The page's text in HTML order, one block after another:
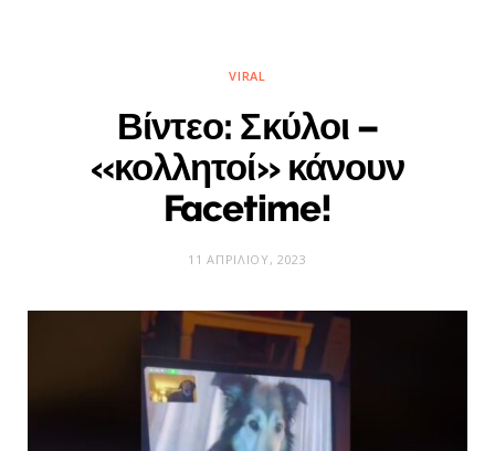
VIRAL
Βίντεο: Σκύλοι –
«κολλητοί» κάνουν
Facetime!
11 ΑΠΡΙΛΊΟΥ, 2023